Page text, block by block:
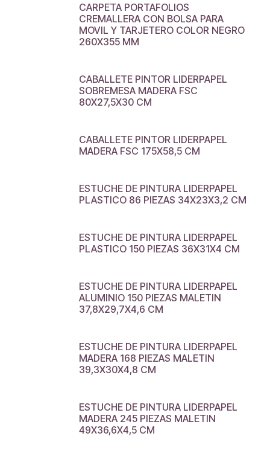
CARPETA PORTAFOLIOS
CREMALLERA CON BOLSA PARA
MOVIL Y TARJETERO COLOR NEGRO
260X355 MM
CABALLETE PINTOR LIDERPAPEL
SOBREMESA MADERA FSC
80X27,5X30 CM
CABALLETE PINTOR LIDERPAPEL
MADERA FSC 175X58,5 CM
ESTUCHE DE PINTURA LIDERPAPEL
PLASTICO 86 PIEZAS 34X23X3,2 CM
ESTUCHE DE PINTURA LIDERPAPEL
PLASTICO 150 PIEZAS 36X31X4 CM
ESTUCHE DE PINTURA LIDERPAPEL
ALUMINIO 150 PIEZAS MALETIN
37,8X29,7X4,6 CM
ESTUCHE DE PINTURA LIDERPAPEL
MADERA 168 PIEZAS MALETIN
39,3X30X4,8 CM
ESTUCHE DE PINTURA LIDERPAPEL
MADERA 245 PIEZAS MALETIN
49X36,6X4,5 CM